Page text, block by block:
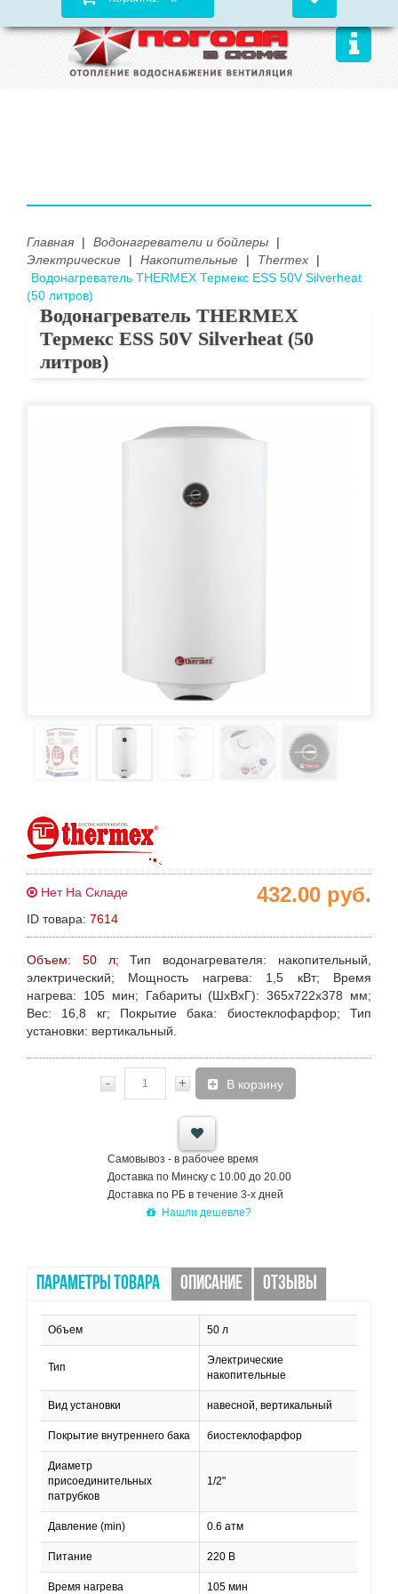
Главная | Водонагреватели и бойлеры
|
Электрические
| Накопительные | Thermex
|
Водонагреватель THERMEX Термекс ESS 50V Silverheat
(50 литров)
Водонагреватель THERMEX
Термекс ESS 50V Silverheat (50
литров)
Нет На Складе
ID товара: 7614
432.00 руб.
Объем: 50 л; Тип водонагревателя: накопительный,
электрический; Мощность нагрева: 1,5 кВт; Время
нагрева: 105 мин; Габариты (ШхВхГ): 365x722x378 мм;
Вес: 16,8 кг; Покрытие бака: биостеклофарфор;Тип
установки: вертикальный.
- + В корзину
Самовывоз - в рабочее время
Доставка по Минску с 10.00 до 20.00
Доставка по РБ в течение 3-х дней
Нашли дешевле?
ПАРАМЕТРЫ ТОВАРА ОПИСАНИЕ ОТЗЫВЫ
Объем 50 л
Тип
Электрические
накопительные
Вид установки навесной, вертикальный
Покрытие внутреннего бака биостеклофарфор
Диаметр
присоединительных
патрубков
1/2"
Давление (min) 0.6 атм
Питание 220 В
Время нагрева 105 мин